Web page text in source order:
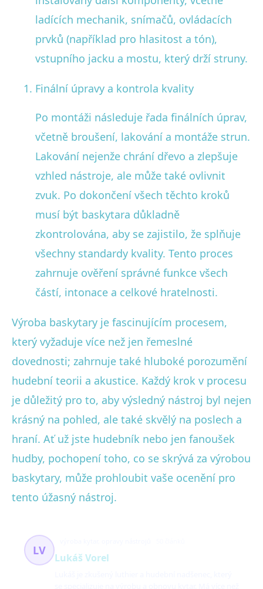
ladících mechanik, snímačů, ovládacích
prvků (například pro hlasitost a tón),
vstupního jacku a mostu, který drží struny.
Finální úpravy a kontrola kvality
Po montáži následuje řada finálních úprav,
včetně broušení, lakování a montáže strun.
Lakování nejenže chrání dřevo a zlepšuje
vzhled nástroje, ale může také ovlivnit
zvuk. Po dokončení všech těchto kroků
musí být baskytara důkladně
zkontrolována, aby se zajistilo, že splňuje
všechny standardy kvality. Tento proces
zahrnuje ověření správné funkce všech
částí, intonace a celkové hratelnosti.
Výroba baskytary je fascinujícím procesem,
který vyžaduje více než jen řemeslné
dovednosti; zahrnuje také hluboké porozumění
hudební teorii a akustice. Každý krok v procesu
je důležitý pro to, aby výsledný nástroj byl nejen
krásný na pohled, ale také skvělý na poslech a
hraní. Ať už jste hudebník nebo jen fanoušek
hudby, pochopení toho, co se skrývá za výrobou
baskytary, může prohloubit vaše ocenění pro
tento úžasný nástroj.
LV
Lukáš Vorel